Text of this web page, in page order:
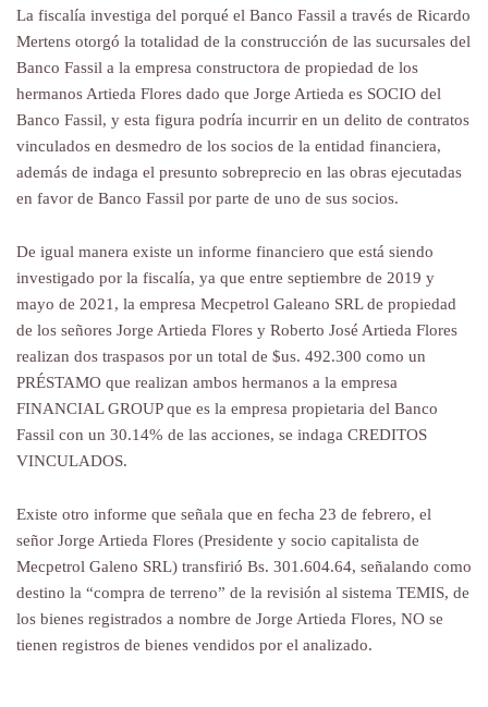
La fiscalía investiga del porqué el Banco Fassil a través de Ricardo
Mertens otorgó la totalidad de la construcción de las sucursales del
Banco Fassil a la empresa constructora de propiedad de los
hermanos Artieda Flores dado que Jorge Artieda es SOCIO del
Banco Fassil, y esta figura podría incurrir en un delito de contratos
vinculados en desmedro de los socios de la entidad financiera,
además de indaga el presunto sobreprecio en las obras ejecutadas
en favor de Banco Fassil por parte de uno de sus socios.
De igual manera existe un informe financiero que está siendo
investigado por la fiscalía, ya que entre septiembre de 2019 y
mayo de 2021, la empresa Mecpetrol Galeano SRL de propiedad
de los señores Jorge Artieda Flores y Roberto José Artieda Flores
realizan dos traspasos por un total de $us. 492.300 como un
PRÉSTAMO que realizan ambos hermanos a la empresa
FINANCIAL GROUP que es la empresa propietaria del Banco
Fassil con un 30.14% de las acciones, se indaga CREDITOS
VINCULADOS.
Existe otro informe que señala que en fecha 23 de febrero, el
señor Jorge Artieda Flores (Presidente y socio capitalista de
Mecpetrol Galeno SRL) transfirió Bs. 301.604.64, señalando como
destino la “compra de terreno” de la revisión al sistema TEMIS, de
los bienes registrados a nombre de Jorge Artieda Flores, NO se
tienen registros de bienes vendidos por el analizado.